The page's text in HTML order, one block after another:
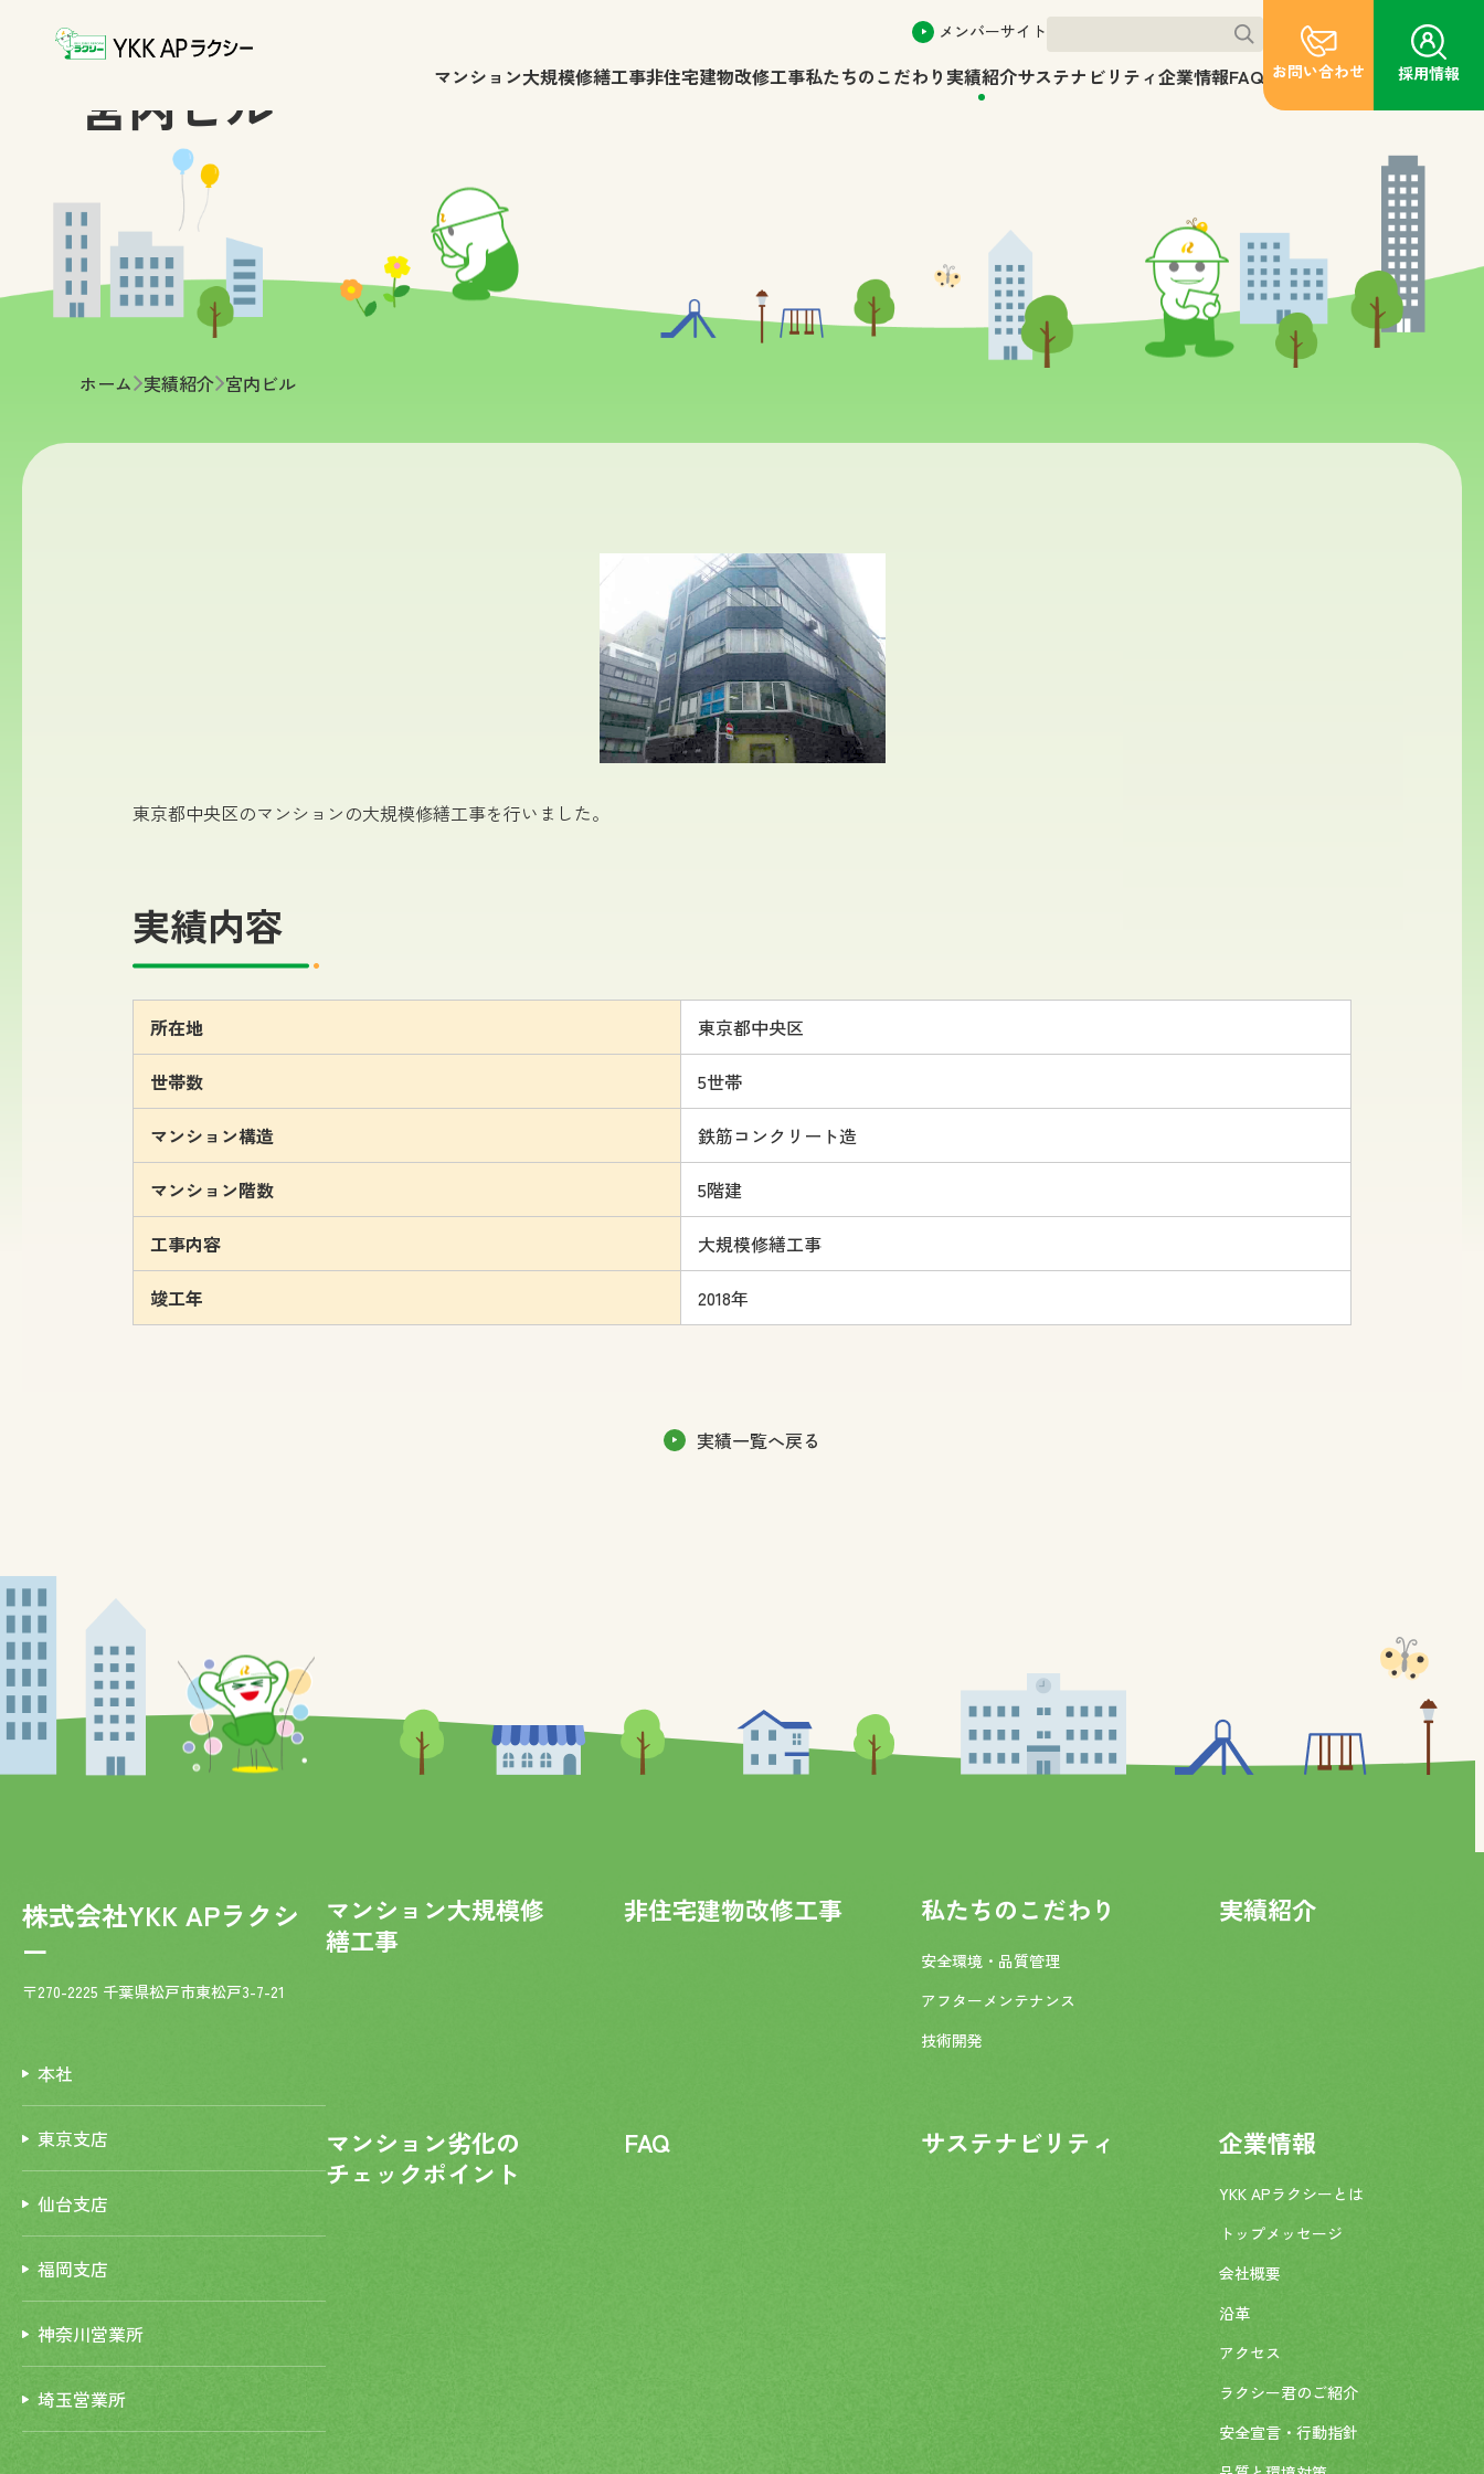
メンバーサイト
マンション大規模修繕工事非住宅建物改修工事私たちのこだわり実績紹介サステナビリティ企業情報FAQ お問い合わせ 採用情報
宮内ビル
ホーム >
実績紹介 >
宮内ビル
東京都中央区のマンションの大規模修繕工事を行いました。
実績内容
所在地 東京都中央区
世帯数 5世帯
マンション構造 鉄筋コンクリート造
マンション階数 5階建
工事内容 大規模修繕工事
竣工年 2018年
実績一覧へ戻る
株式会社YKK APラクシ
ー
〒270-2225 千葉県松戸市東松戸3-7-21
本社
東京支店
仙台支店
福岡支店
神奈川営業所
埼玉営業所
マンション大規模修
繕工事
非住宅建物改修工事 私たちのこだわり
安全環境・品質管理
アフターメンテナンス
技術開発
実績紹介
マンション劣化の
チェックポイント
FAQ サステナビリティ 企業情報
YKK APラクシーとは
トップメッセージ
会社概要
沿革
アクセス
ラクシー君のご紹介
安全宣言・行動指針